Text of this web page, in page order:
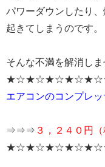
パワーダウンしたり
起きてしまうのです。
そんな不満を解消しま
エアコンのコンプレ
⇒⇒⇒ ３，２４０円（